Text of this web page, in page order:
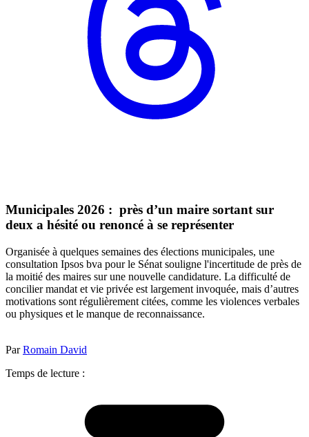
Municipales 2026 : près d’un maire sortant sur
deux a hésité ou renoncé à se représenter
Organisée à quelques semaines des élections municipales, une
consultation Ipsos bva pour le Sénat souligne l'incertitude de près de
la moitié des maires sur une nouvelle candidature. La difficulté de
concilier mandat et vie privée est largement invoquée, mais d’autres
motivations sont régulièrement citées, comme les violences verbales
ou physiques et le manque de reconnaissance.
ParRomain David
Temps de lecture :